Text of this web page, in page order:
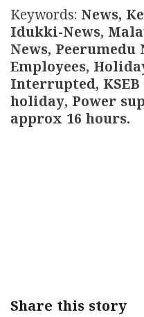
Keywords: News,
Idukki-News,
News, Peerumedu
Employees,
Interrupted,
holiday, Power
approx 16 hours.
Share this story